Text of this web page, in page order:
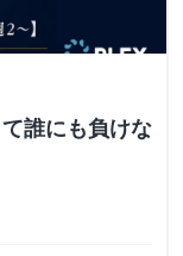
誰にも負けな